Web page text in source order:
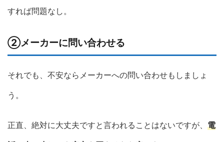
すれば問題なし。
②メーカーに問い合わせる
それでも、不安ならメーカーへの問い合わせもしましょ
う。
正直、絶対に大丈夫ですと言われることはないですが、 電